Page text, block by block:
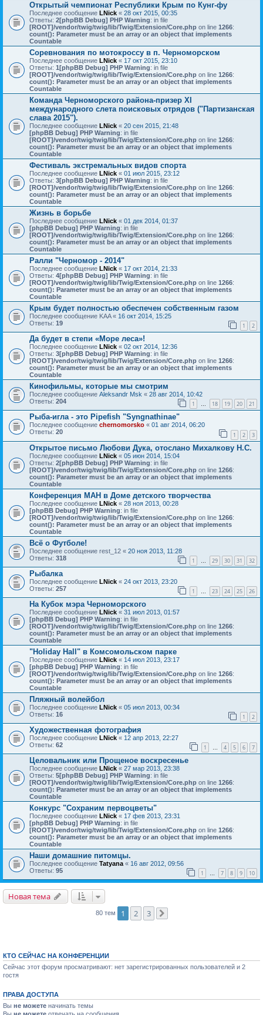
Открытый чемпионат Республики Крым по Кунг-фу
Последнее сообщение LNick « 28 окт 2015, 00:35
Ответы: 2[phpBB Debug] PHP Warning: in file
[ROOT]/vendor/twig/twig/lib/Twig/Extension/Core.php on line 1266:
count(): Parameter must be an array or an object that implements
Countable
Соревнования по мотокроссу в п. Черноморском
Последнее сообщение LNick « 17 окт 2015, 23:10
Ответы: 1 [phpBB Debug] PHP Warning: in file
[ROOT]/vendor/twig/twig/lib/Twig/Extension/Core.php on line 1266:
count(): Parameter must be an array or an object that implements
Countable
Команда Черноморского района-призер XI
международного слета поисковых отрядов ("Партизанская
слава 2015").
Последнее сообщение LNick « 20 сен 2015, 21:48
[phpBB Debug] PHP Warning: in file
[ROOT]/vendor/twig/twig/lib/Twig/Extension/Core.php on line 1266:
count(): Parameter must be an array or an object that implements
Countable
Фестиваль экстремальных видов спорта
Последнее сообщение LNick « 01 июл 2015, 23:12
Ответы: 3[phpBB Debug] PHP Warning: in file
[ROOT]/vendor/twig/twig/lib/Twig/Extension/Core.php on line 1266:
count(): Parameter must be an array or an object that implements
Countable
Жизнь в борьбе
Последнее сообщение LNick « 01 дек 2014, 01:37
[phpBB Debug] PHP Warning: in file
[ROOT]/vendor/twig/twig/lib/Twig/Extension/Core.php on line 1266:
count(): Parameter must be an array or an object that implements
Countable
Ралли "Черномор - 2014"
Последнее сообщение LNick « 17 окт 2014, 21:33
Ответы: 4[phpBB Debug] PHP Warning: in file
[ROOT]/vendor/twig/twig/lib/Twig/Extension/Core.php on line 1266:
count(): Parameter must be an array or an object that implements
Countable
Крым будет полностью обеспечен собственным газом
Последнее сообщение KAA« 16 окт 2014, 15:25
Ответы: 19 1 2
Да будет в степи «Море леса»!
Последнее сообщение LNick « 02 окт 2014, 12:36
Ответы: 3[phpBB Debug] PHP Warning: in file
[ROOT]/vendor/twig/twig/lib/Twig/Extension/Core.php on line 1266:
count(): Parameter must be an array or an object that implements
Countable
Кинофильмы, которые мы смотрим
Последнее сообщение Aleksandr Msk « 28 авг 2014, 10:42
Ответы: 204 1 … 18 19 20 21
Рыба-игла - это Pipefish "Syngnathinae"
Последнее сообщение chernomorsko « 01 авг 2014, 06:20
Ответы: 20 1 2 3
Открытое письмо Любови Дука, отослано Михалкову Н.С.
Последнее сообщение LNick « 05 июн 2014, 15:04
Ответы: 2[phpBB Debug] PHP Warning: in file
[ROOT]/vendor/twig/twig/lib/Twig/Extension/Core.php on line 1266:
count(): Parameter must be an array or an object that implements
Countable
Конференция МАН в Доме детского творчества
Последнее сообщение LNick « 28 ноя 2013, 00:28
[phpBB Debug] PHP Warning: in file
[ROOT]/vendor/twig/twig/lib/Twig/Extension/Core.php on line 1266:
count(): Parameter must be an array or an object that implements
Countable
Всё о Футболе!
Последнее сообщение rest_12 « 20 ноя 2013, 11:28
Ответы: 318 1 29 30 31 32
Рыбалка
Последнее сообщение LNick « 24 окт 2013, 23:20
Ответы: 257 1 23 24 25 26
На Кубок мэра Черноморского
Последнее сообщение LNick « 31 июл 2013, 01:57
[phpBB Debug] PHP Warning: in file
[ROOT]/vendor/twig/twig/lib/Twig/Extension/Core.php on line 1266:
count(): Parameter must be an array or an object that implements
Countable
"Holiday Hall" в Комсомольском парке
Последнее сообщение LNick « 14 июл 2013, 23:17
[phpBB Debug] PHP Warning: in file
[ROOT]/vendor/twig/twig/lib/Twig/Extension/Core.php on line 1266:
count(): Parameter must be an array or an object that implements
Countable
Пляжный волейбол
Последнее сообщение LNick « 05 июл 2013, 00:34
Ответы: 16 1 2
Художественная фотография
Последнее сообщение LNick « 12 апр 2013, 22:27
Ответы: 62 1 4 5 6 7
Целовальник или Прощеное воскресенье
Последнее сообщение LNick « 27 мар 2013, 23:38
Ответы: 5[phpBB Debug] PHP Warning: in file
[ROOT]/vendor/twig/twig/lib/Twig/Extension/Core.php on line 1266:
count(): Parameter must be an array or an object that implements
Countable
Конкурс "Сохраним первоцветы"
Последнее сообщение LNick « 17 фев 2013, 23:31
[phpBB Debug] PHP Warning: in file
[ROOT]/vendor/twig/twig/lib/Twig/Extension/Core.php on line 1266:
count(): Parameter must be an array or an object that implements
Countable
Наши домашние питомцы.
Последнее сообщение Tatyana « 16 авг 2012, 09:56
Ответы: 95 1 … 7 8 9 10
Новая тема
80 тем 1 2 3
КТО СЕЙЧАС НА КОНФЕРЕНЦИИ
Сейчас этот форум просматривают: нет зарегистрированных пользователей и 2
гостя
ПРАВА ДОСТУПА
Вы не можете начинать темы